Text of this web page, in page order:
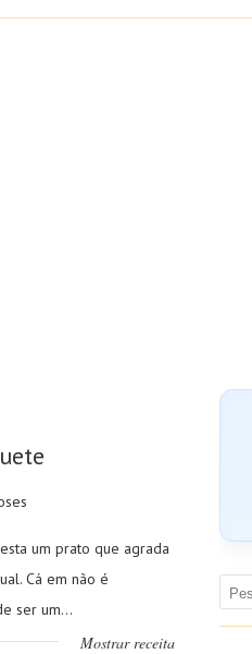
um prato que agrada
Cá em não é
ser um...
Mostrar receita